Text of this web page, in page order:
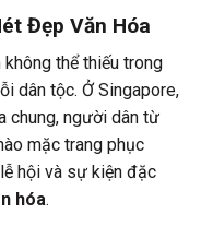
Đẹp Văn Hóa
thể thiếu trong
dân tộc. Ở Singapore,
chung, người dân từ
mặc trang phục
hội và sự kiện đặc
hóa.